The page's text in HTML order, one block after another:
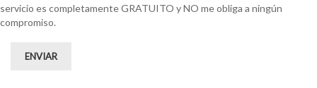
servicio es completamente GRATUITO y NO me obliga a ningún
compromiso.
ENVIAR